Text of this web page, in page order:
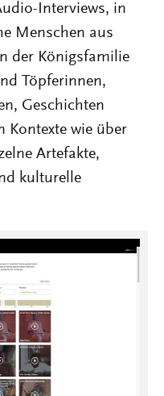
Interviews, in
Menschen aus
der Königsfamilie
Töpferinnen,
Geschichten
Kontexte wie über
Artefakte,
kulturelle